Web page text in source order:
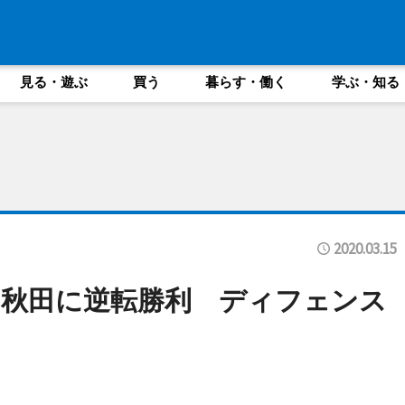
見る・遊ぶ 買う 暮らす・働く 学ぶ・知る
2020.03.15
田に逆転勝利 ディフェンス